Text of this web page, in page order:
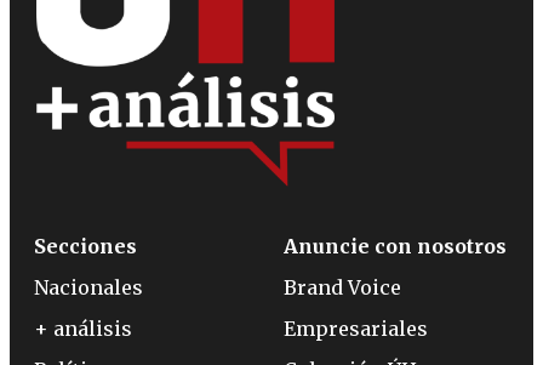
Secciones
Nacionales
+ análisis
Anuncie con nosotros
Brand Voice
Empresariales